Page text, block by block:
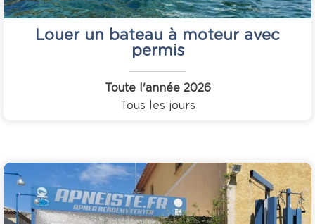
Louer un bateau à moteur avec
permis
Toute l'année2026
Tous les jours